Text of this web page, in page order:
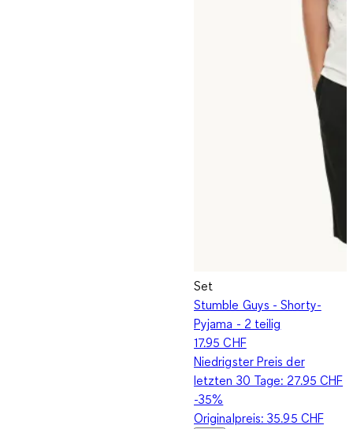
Set
Stumble Guys - Shorty-
Pyjama - 2 teilig
17.95 CHF
Niedrigster Preis der
letzten 30 Tage: 27.95 CHF
-35%
Originalpreis:35.95 CHF